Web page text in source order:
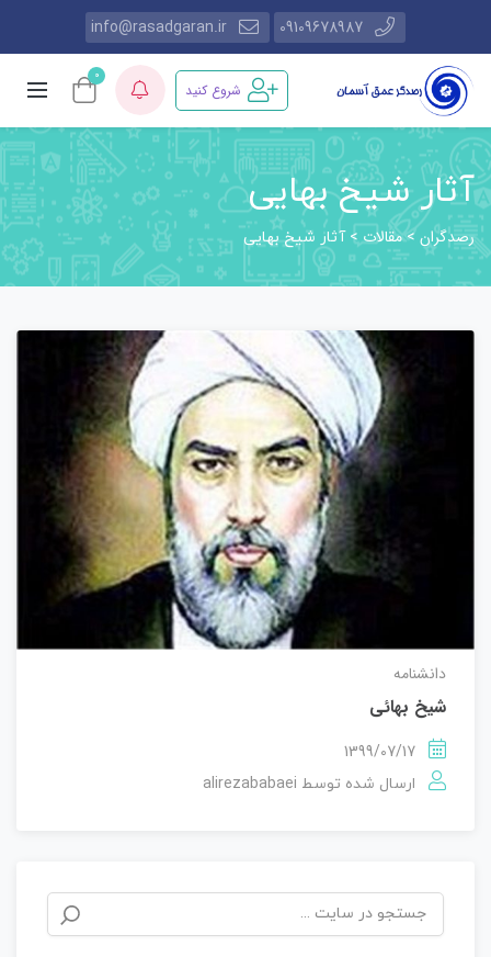
09109678987
info@rasadgaran.ir
شروع کنید
0
آثار شیخ بهایی
رصدگران>مقالات>آثار شیخ بهایی
دانشنامه
شیخ بهائی
1399/07/17
ارسال شده توسط alirezababaei